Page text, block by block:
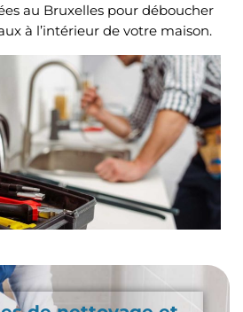
au Bruxelles pour déboucher
à l’intérieur de votre maison.